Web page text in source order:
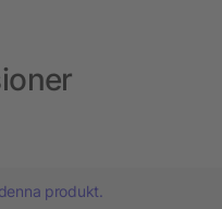
produkt.